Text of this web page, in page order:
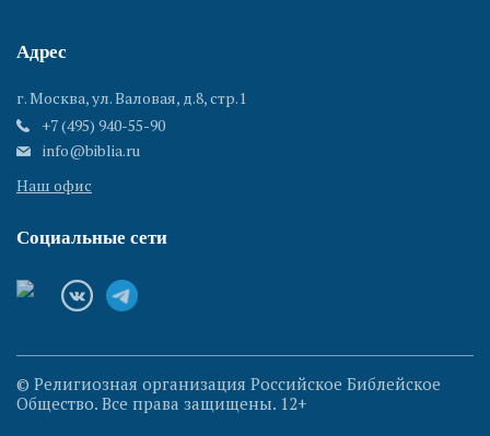
Адрес
г. Москва, ул. Валовая, д.8, стр.1
+7 (495) 940-55-90
info@biblia.ru
Наш офис
Социальные сети
© Религиозная организация Российское Библейское
Общество. Все права защищены. 12+